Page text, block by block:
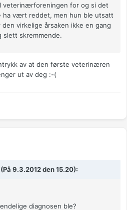
veterinærforeningen for og si det
ha vært reddet, men hun ble utsatt
virkelige årsaken ikke en gang
slett skremmende.
av at den første veterinæren
ut av deg :-(
9.3.2012 den 15.20):
diagnosen ble?